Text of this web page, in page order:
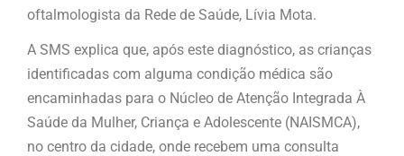
oftalmologista da Rede de Saúde, Lívia Mota.
A SMS explica que, após este diagnóstico, as crianças
identificadas com alguma condição médica são
encaminhadas para o Núcleo de Atenção Integrada À
Saúde da Mulher, Criança e Adolescente (NAISMCA),
no centro da cidade, onde recebem uma consulta